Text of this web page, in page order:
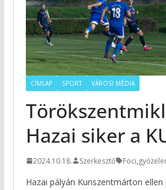
CÍMLAP SPORT VÁROSI MÉDIA
Hazai siker a
2024.10.18. Szerkesztő Foci,
Hazai pályán Kunszentmárton